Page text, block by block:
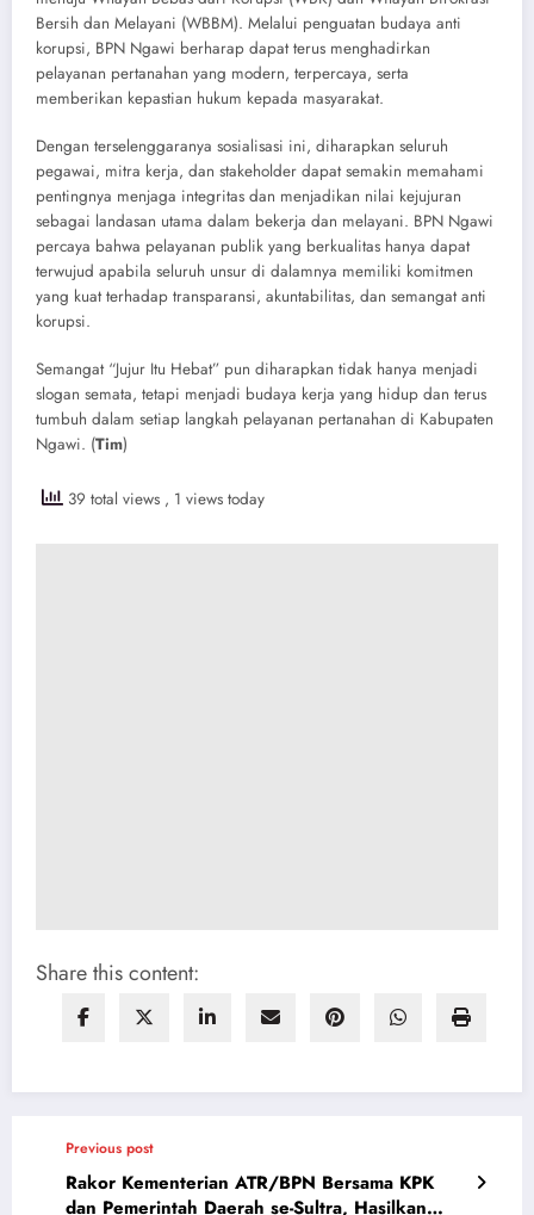
Bersih dan Melayani (WBBM). Melalui penguatan budaya anti
korupsi, BPN Ngawi berharap dapat terus menghadirkan
pelayanan pertanahan yang modern, terpercaya, serta
memberikan kepastian hukum kepada masyarakat.
Dengan terselenggaranya sosialisasi ini, diharapkan seluruh
pegawai, mitra kerja, dan stakeholder dapat semakin memahami
pentingnya menjaga integritas dan menjadikan nilai kejujuran
sebagai landasan utama dalam bekerja dan melayani. BPN Ngawi
percaya bahwa pelayanan publik yang berkualitas hanya dapat
terwujud apabila seluruh unsur di dalamnya memiliki komitmen
yang kuat terhadap transparansi, akuntabilitas, dan semangat anti
korupsi.
Semangat “Jujur Itu Hebat” pun diharapkan tidak hanya menjadi
slogan semata, tetapi menjadi budaya kerja yang hidup dan terus
tumbuh dalam setiap langkah pelayanan pertanahan di Kabupaten
Ngawi.​ (Tim)
39 total views , 1 views today
Share this content:
Previous post
​Rakor Kementerian ATR/BPN Bersama KPK
dan Pemerintah Daerah se-Sultra, Hasilkan